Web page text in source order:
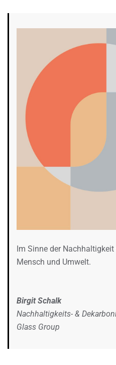
Im Sinne der
Mensch und Umwelt.
Birgit Schalk
Nachhaltigkeits- &
Glass Group